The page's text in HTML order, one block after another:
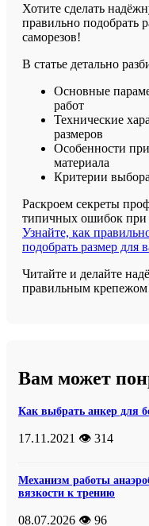
Хотите сделать
правильно подобрать
саморезов!
В статье детально
Основные
работ
Технические
размеров
Особенности
материала
Критерии
Раскроем секреты
типичных ошибок при
Узнайте, как
подобрать размер для
Читайте и делайте
правильным
Вам может
Как выбрать анкер для
17.11.2021 👁️ 314
Механизм работы
вязкости к трению
08.07.2026 👁️ 96